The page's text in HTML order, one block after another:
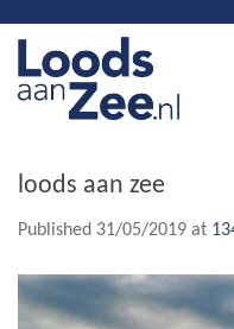
content
loods aan zee
Published 31/05/2019 at